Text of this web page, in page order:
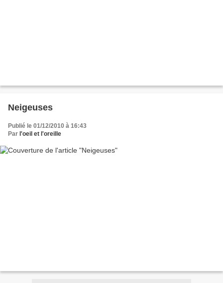
Neigeuses
Publié le 01/12/2010 à 16:43
Par l'oeil et l'oreille